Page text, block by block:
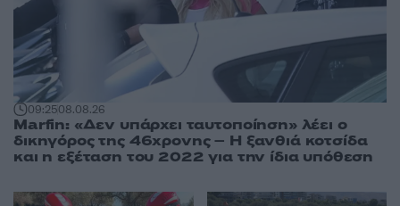
09:2508.08.26
Marfin: «Δεν υπάρχει ταυτοποίηση» λέει ο
δικηγόρος της 46χρονης – Η ξανθιά κοτσίδα
και η εξέταση του 2022 για την ίδια υπόθεση